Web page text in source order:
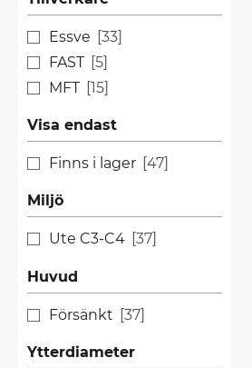
Essve
33
FAST
5
MFT
15
Visa endast
Finns i lager 47
Miljö
Ute C3-C4 37
Huvud
Försänkt 37
Ytterdiameter